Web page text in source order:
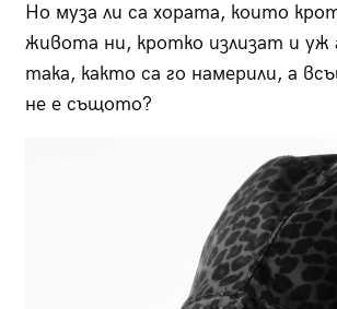
Но муза ли са хората, които
живота ни, кротко излизат и уж
така, както са го намерили, а
не е същото?